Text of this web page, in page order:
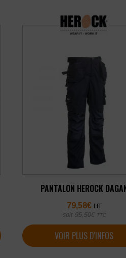
PANTALON HEROCK
79,58€ HT
soit 95,50€ TTC
VOIR PLUS D'INFOS